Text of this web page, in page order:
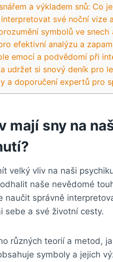
a výkladem snů: Co
své noční vize
symbolů ve
efektivní analýzu a
emocí a podvědomí při
udržet si snový deník pro
a doporučení expertů pro
mají sny na
velký vliv na naši
naše nevědomé
naučit správně
sebe a své životní cesty.
různých teorií a metod,
symboly a jejich